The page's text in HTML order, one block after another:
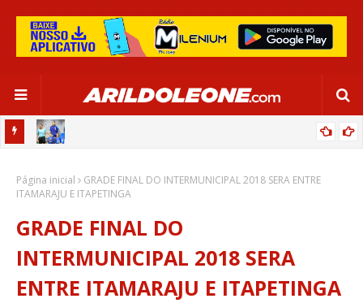
SALVADOR
Página inicial
GRADE FINAL DO INTERMUNICIPAL 2018 SERA ENTRE
ITAMARAJU E ITAPETINGA
GRADE FINAL DO
INTERMUNICIPAL 2018 SERA
ENTRE ITAMARAJU E ITAPETINGA